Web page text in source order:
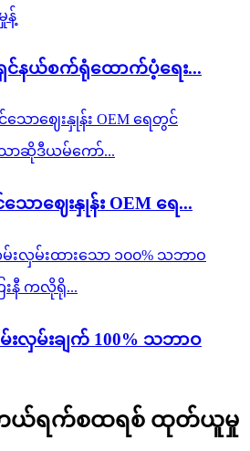
င်နယ်စက်ရုံထောက်ပံ့ရေး...
ောဈေးနှုန်း OEM ရေ...
လှမ်းချက် 100% သဘာဝ
ယ်ရက်စထရစ် ထုတ်ယူမှု